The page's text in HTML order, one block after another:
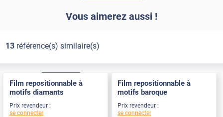
Vous aimerez aussi !
13référence(s) similaire(s)
Film repositionnable à
motifs diamants
Prix revendeur :
se connecter
Film repositionnable à
motifs baroque
Prix revendeur :
se connecter